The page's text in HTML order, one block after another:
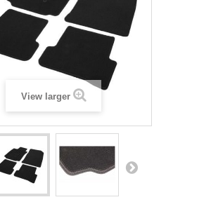
View larger